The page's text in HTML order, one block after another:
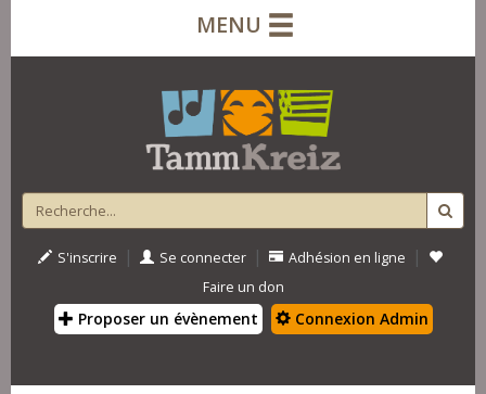
MENU
S'inscrire | Se connecter | Adhésion en ligne |
Faire un don
Proposer un évènement Connexion Admin